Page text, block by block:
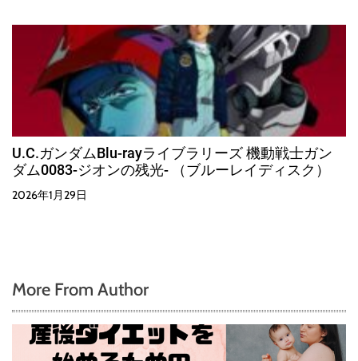
U.C.ガンダムBlu-rayライブラリーズ 機動戦士ガン
ダム0083-ジオンの残光- （ブルーレイディスク）
2026年1月29日
More From Author